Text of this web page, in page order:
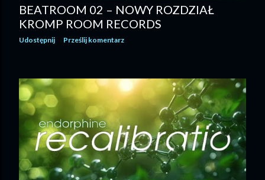
BEATROOM 02 – NOWY ROZDZIAŁ
KROMP ROOM RECORDS
Udostępnij Prześlij komentarz